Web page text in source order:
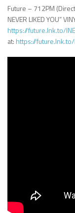
Future – 712PM
NEVER LIKED YOU”
https://future.lnk.to/
at: https://future.lnk.to/